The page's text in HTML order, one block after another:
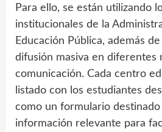
Para ello, se están utilizando
institucionales de la
Educación Pública, además
difusión masiva en diferentes
comunicación. Cada centro
listado con los estudiantes
como un formulario
información relevante para